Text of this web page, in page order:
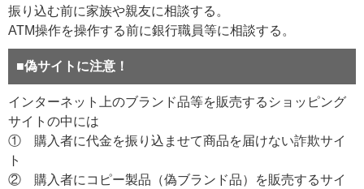
振り込む前に家族や親友に相談する。
ATM操作を操作する前に銀行職員等に相談する。
■偽サイトに注意！
インターネット上のブランド品等を販売するショッピング
サイトの中には
① 購入者に代金を振り込ませて商品を届けない詐欺サイ
ト
② 購入者にコピー製品（偽ブランド品）を販売するサイ